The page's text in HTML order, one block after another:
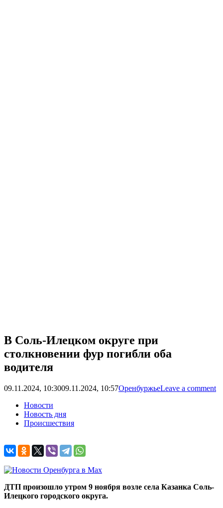
В Соль-Илецком округе при
столкновении фур погибли оба
водителя
09.11.2024, 10:3009.11.2024, 10:57ОренбуржьеLeave a comment
Новости
Новость дня
Происшествия
ДТП произошло утром 9 ноября возле села Казанка Соль-
Илецкого городского округа.